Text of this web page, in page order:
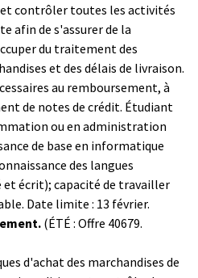
contrôler toutes les activités
afin de s'assurer de la
du traitement des
et des délais de livraison.
au remboursement, à
de notes de crédit. Étudiant
ou en administration
de base en informatique
des langues
écrit); capacité de travailler
Date limite : 13 février.
(ÉTÉ : Offre 40679.
d'achat des marchandises de